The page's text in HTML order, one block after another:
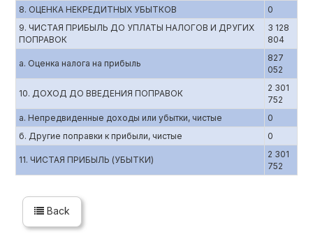
8. ОЦЕНКА НЕКРЕДИТНЫХ УБЫТКОВ
0
9. ЧИСТАЯ ПРИБЫЛЬ ДО УПЛАТЫ НАЛОГОВ И ДРУГИХ
ПОПРАВОК
3 128
804
а. Оценка налога на прибыль
827
052
10. ДОХОД ДО ВВЕДЕНИЯ ПОПРАВОК
2 301
752
а. Непредвиденные доходы или убытки, чистые
0
б. Другие поправки к прибыли, чистые
0
11. ЧИСТАЯ ПРИБЫЛЬ (УБЫТКИ)
2 301
752
Back